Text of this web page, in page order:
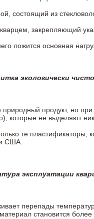
состоящий из
закрепляющий
ложится основная
экологически
природный продукт, но
которые не выделяют
те
США.
эксплуатации
перепады
становится